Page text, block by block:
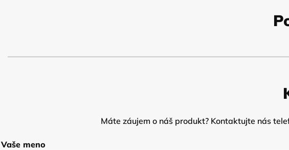
Máte záujem o náš produkt? Kontaktujte nás
Vaše meno